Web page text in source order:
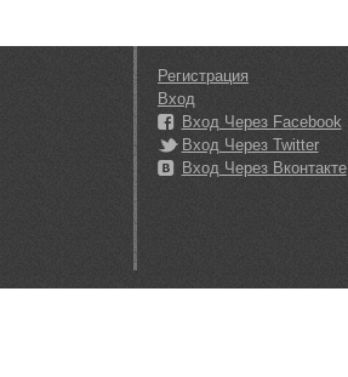
Регистрация
Вход
Вход Через Facebook
Вход Через Twitter
Вход Через Вконтакте